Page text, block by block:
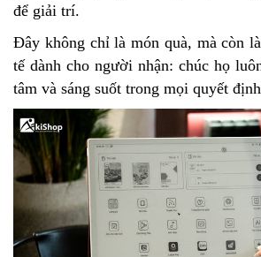
để giải trí.
Đây không chỉ là món quà, mà còn
tế dành cho người nhận: chúc họ
tâm và sáng suốt trong mọi quyết